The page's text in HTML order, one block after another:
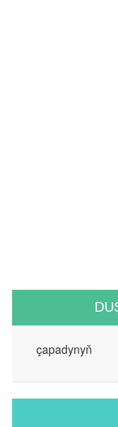
çapadynyň